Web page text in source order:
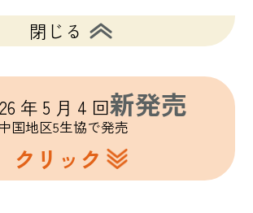
閉じる
年 5 月 4 回新発売
国地区5生協で発売
クリック